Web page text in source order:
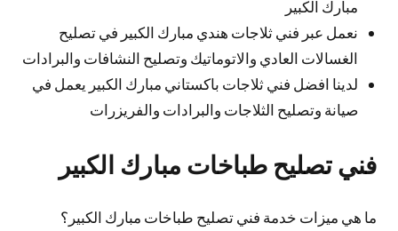
مبارك الكبير
نعمل عبر فني ثلاجات هندي مبارك الكبير في تصليح
الغسالات العادي والاتوماتيك وتصليح النشافات والبرادات
لدينا افضل فني ثلاجات باكستاني مبارك الكبير يعمل في
صيانة وتصليح الثلاجات والبرادات والفريزرات
فني تصليح طباخات مبارك الكبير
ما هي ميزات خدمة فني تصليح طباخات مبارك الكبير؟